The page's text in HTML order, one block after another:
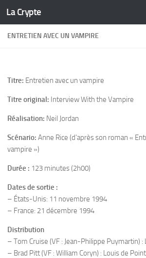
Skip to content
La Crypte
ENTRETIEN AVEC UN VAMPIRE
Titre: Entretien avec un vampire
Titre original: Interview With the Vampire
Réalisation: Neil Jordan
Scénario: Anne Rice (d’après son roman «
vampire »)
Durée : 123 minutes (2h00)
Dates de sortie :
– États-Unis: 11 novembre 1994
– France: 21 décembre 1994
Distribution
– Tom Cruise (VF : Jean-Philippe Puymartin)
– Brad Pitt (VF : William Coryn) : Louis de